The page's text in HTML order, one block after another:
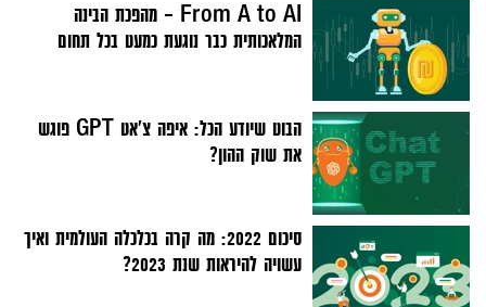
From A to AI – מהפכת הבינה
המלאכותית כבר נוגעת כמעט בכל תחום
הבוט שיודע הכל: איפה צ'אט GPT פוגש
את שוק ההון?
סיכום 2022: מה קרה בכלכלה העולמית ואיך
עשויה להיראות שנת 2023?